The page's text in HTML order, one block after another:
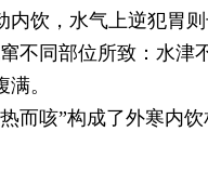
内饮，水气上逆犯胃
不同部位所致：水
。
而咳”构成了外寒内